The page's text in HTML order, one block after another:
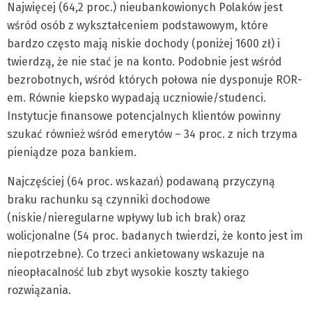
Najwięcej (64,2 proc.) nieubankowionych Polaków jest
wśród osób z wykształceniem podstawowym, które
bardzo często mają niskie dochody (poniżej 1600 zł) i
twierdzą, że nie stać je na konto. Podobnie jest wśród
bezrobotnych, wśród których połowa nie dysponuje ROR-
em. Równie kiepsko wypadają uczniowie/studenci.
Instytucje finansowe potencjalnych klientów powinny
szukać również wśród emerytów – 34 proc. z nich trzyma
pieniądze poza bankiem.
Najczęściej (64 proc. wskazań) podawaną przyczyną
braku rachunku są czynniki dochodowe
(niskie/nieregularne wpływy lub ich brak) oraz
wolicjonalne (54 proc. badanych twierdzi, że konto jest im
niepotrzebne). Co trzeci ankietowany wskazuje na
nieopłacalność lub zbyt wysokie koszty takiego
rozwiązania.